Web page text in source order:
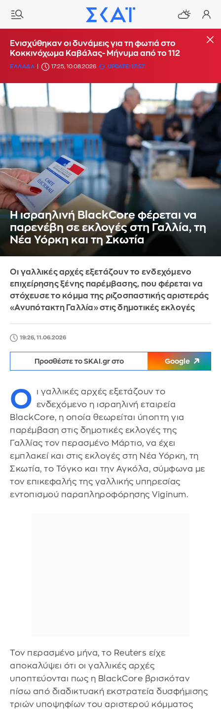
Ενισχύθηκαν οι δυνάμεις για τη φωτιά στο
Κοκκινόχωμα Καβάλας- Μήνυμα από το 112
ΕΛΛΑΔΑ 17:25, 10.08.2026 UPDATE: 17:57
Η ισραηλινή BlackCore φέρεται να
παρενέβη σε εκλογές στη Γαλλία, τη
Νέα Υόρκη και τη Σκωτία
Οι γαλλικές αρχές εξετάζουν το ενδεχόμενο
επιχείρησης ξένης παρέμβασης, που φέρεται να
στόχευσε το κόμμα της ριζοσπαστικής αριστεράς
«Ανυπότακτη Γαλλία» στις δημοτικές εκλογές
19:26, 11.06.2026
Προσθέστε το SKAI.gr στο Google
Ο
ι γαλλικές αρχές εξετάζουν το
ενδεχόμενο η ισραηλινή εταιρεία
BlackCore, η οποία θεωρείται ύποπτη για
παρέμβαση στις δημοτικές εκλογές της
Γαλλίας τον περασμένο Μάρτιο, να έχει
εμπλακεί και στις εκλογές στη Νέα Υόρκη, τη
Σκωτία, το Τόγκο και την Αγκόλα, σύμφωνα με
τον επικεφαλής της γαλλικής υπηρεσίας
εντοπισμού παραπληροφόρησης Viginum.
Τον περασμένο μήνα, το Reuters είχε
αποκαλύψει ότι οι γαλλικές αρχές
υποπτεύονται πως η BlackCore βρισκόταν
πίσω από διαδικτυακή εκστρατεία δυσφήμισης
τριών υποψηφίων του αριστερού κόμματος